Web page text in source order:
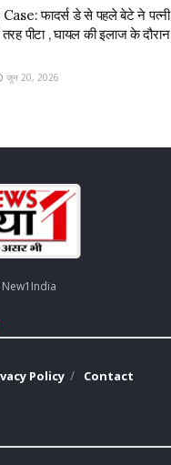
तस्वीर साफ हो पाएगी।
Crime News
crime
फादर्स डे से पहले बेटे ने पत्नी
तरह पीटा , घायल की इलाज के दौरान
जून 20, 2026
Policy Contact